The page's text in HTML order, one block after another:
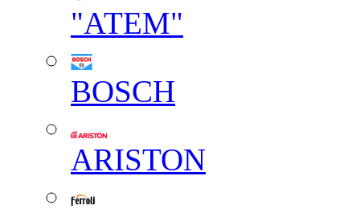
"АТЕМ"
BOSCH
ARISTON